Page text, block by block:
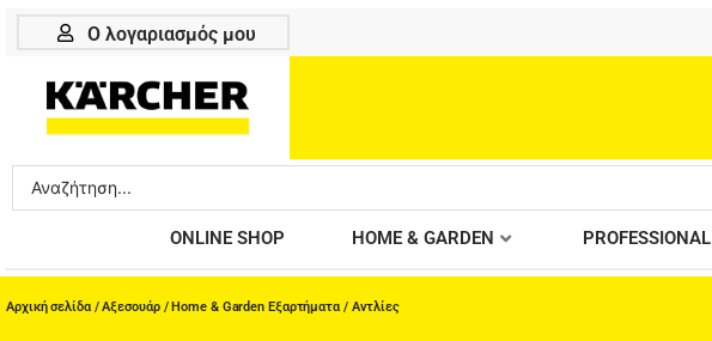
Μετάβαση
Ο λογαριασμός μου
Search
...
ONLINE SHOP HOME & GARDEN PROFESSIONAL
Αρχική σελίδα/Αξεσουάρ/ Home & Garden Εξαρτήματα/ Αντλίες